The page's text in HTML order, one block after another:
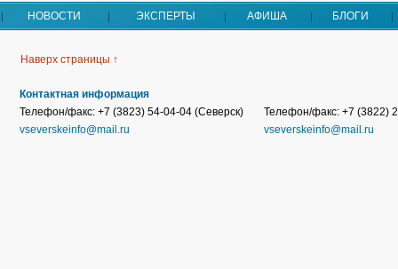
НОВОСТИ ЭКСПЕРТЫ АФИША БЛОГИ
Наверх страницы ↑
Контактная информация
Телефон/факс: +7 (3823) 54-04-04 (Северск)
vseverskeinfo@mail.ru
Телефон/факс: +7 (3822)
vseverskeinfo@mail.ru